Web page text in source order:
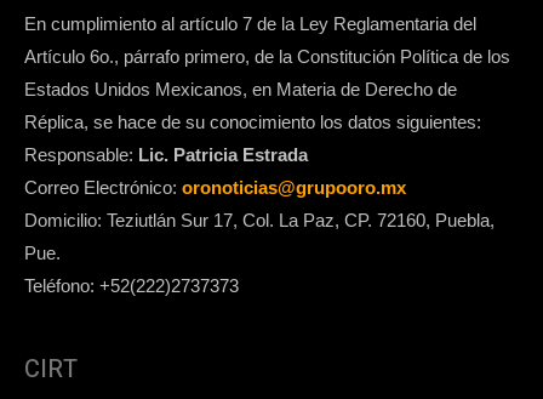
En cumplimiento al artículo 7 de la Ley Reglamentaria del
Artículo 6o., párrafo primero, de la Constitución Política de los
Estados Unidos Mexicanos, en Materia de Derecho de
Réplica, se hace de su conocimiento los datos siguientes:
Responsable: Lic. Patricia Estrada
Correo Electrónico: oronoticias@grupooro.mx
Domicilio: Teziutlán Sur 17, Col. La Paz, CP. 72160, Puebla,
Pue.
Teléfono: +52(222)2737373
CIRT